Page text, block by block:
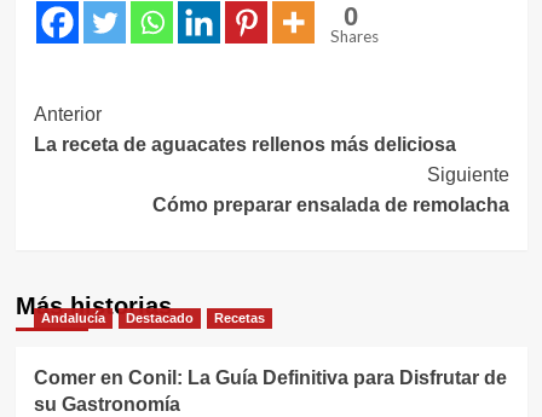
0
Shares
Navegación
de
entradas
Anterior
La receta de aguacates rellenos más deliciosa
Siguiente
Cómo preparar ensalada de remolacha
Más historias
Andalucía Destacado Recetas
Comer en Conil: La Guía Definitiva para Disfrutar de
su Gastronomía